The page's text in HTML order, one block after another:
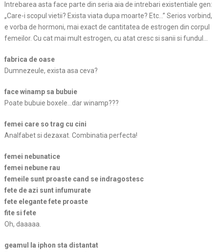
Intrebarea asta face parte din seria aia de intrebari existentiale gen:
„Care-i scopul vietii? Exista viata dupa moarte? Etc…” Serios vorbind,
e vorba de hormoni, mai exact de cantitatea de estrogen din corpul
femeilor. Cu cat mai mult estrogen, cu atat cresc si sanii si fundul…
fabrica de oase
Dumnezeule, exista asa ceva?
face winamp sa bubuie
Poate bubuie boxele…dar winamp???
femei care so trag cu cini
Analfabet si dezaxat. Combinatia perfecta!
femei nebunatice
femei nebune rau
femeile sunt proaste cand se indragostesc
fete de azi sunt infumurate
fete elegante fete proaste
fite si fete
Oh, daaaaa.
geamul la iphon sta distantat